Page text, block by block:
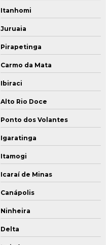
Itanhomi
Juruaia
Pirapetinga
Carmo da Mata
Ibiraci
Alto Rio Doce
Ponto dos Volantes
Igaratinga
Itamogi
Icaraí de Minas
Canápolis
Ninheira
Delta